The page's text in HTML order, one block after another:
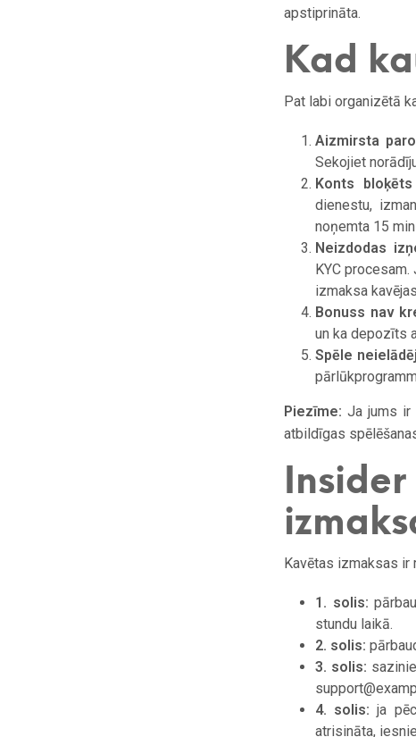
apstiprināta.
Kad
Pat labi organizētā
Aizmirsta
Sekojiet
Konts
dienestu,
noņemta 15
Neizdodas
KYC
izmaksa
Bonuss nav
un ka depozīts
Spēle
Piezīme: Ja jums ir
atbildīgas
Kavētas izmaksas ir
1. solis:
stundu laikā.
2. solis:
3. solis:
4. solis: ja
atrisināta,